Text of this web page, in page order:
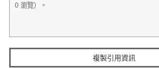
複製引用資訊